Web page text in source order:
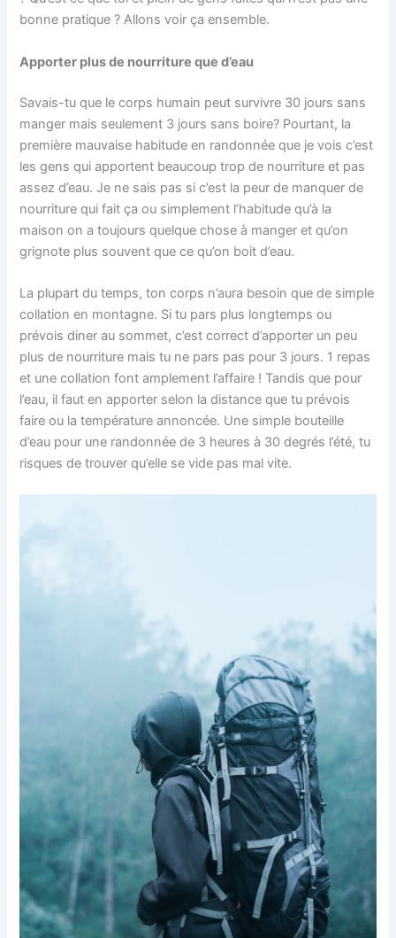
bonne pratique ? Allons voir ça ensemble.
Apporter plus de nourriture que d’eau
Savais-tu que le corps humain peut survivre 30 jours sans
manger mais seulement 3 jours sans boire? Pourtant, la
première mauvaise habitude en randonnée que je vois c’est
les gens qui apportent beaucoup trop de nourriture et pas
assez d’eau. Je ne sais pas si c’est la peur de manquer de
nourriture qui fait ça ou simplement l’habitude qu’à la
maison on a toujours quelque chose à manger et qu’on
grignote plus souvent que ce qu’on boit d’eau.
La plupart du temps, ton corps n’aura besoin que de simple
collation en montagne. Si tu pars plus longtemps ou
prévois diner au sommet, c’est correct d’apporter un peu
plus de nourriture mais tu ne pars pas pour 3 jours. 1 repas
et une collation font amplement l’affaire ! Tandis que pour
l’eau, il faut en apporter selon la distance que tu prévois
faire ou la température annoncée. Une simple bouteille
d’eau pour une randonnée de 3 heures à 30 degrés l’été, tu
risques de trouver qu’elle se vide pas mal vite.